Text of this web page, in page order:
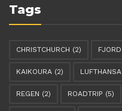
Tags
CHRISTCHURCH (2) FJORD
KAIKOURA (2) LUFTHANSA
REGEN (2) ROADTRIP (5)